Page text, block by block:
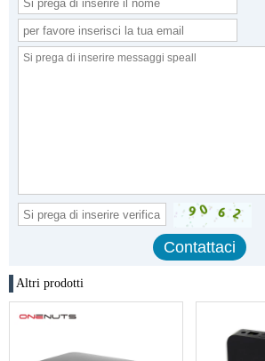
Altri prodotti